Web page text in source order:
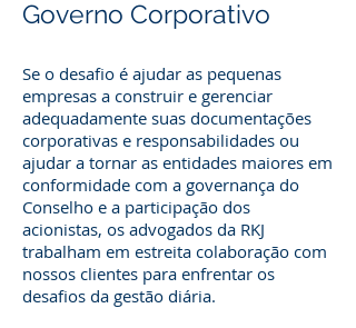
Governo Corporativo
Se o desafio é ajudar as pequenas
empresas a construir e gerenciar
adequadamente suas documentações
corporativas e responsabilidades ou
ajudar a tornar as entidades maiores em
conformidade com a governança do
Conselho e a participação dos
acionistas, os advogados da RKJ
trabalham em estreita colaboração com
nossos clientes para enfrentar os
desafios da gestão diária.